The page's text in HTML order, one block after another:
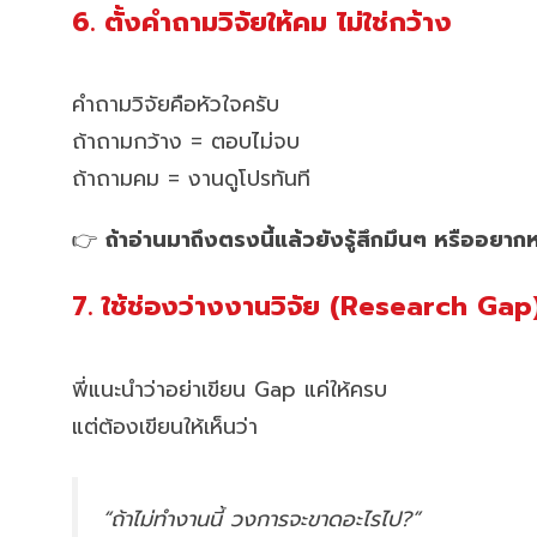
6. ตั้งคำถามวิจัยให้คม ไม่ใช่กว้าง
คำถามวิจัยคือหัวใจครับ
ถ้าถามกว้าง = ตอบไม่จบ
ถ้าถามคม = งานดูโปรทันที
👉 ถ้าอ่านมาถึงตรงนี้แล้วยังรู้สึกมึนๆ หรืออยาก
7. ใช้ช่องว่างงานวิจัย (Research
พี่แนะนำว่าอย่าเขียน Gap แค่ให้ครบ
แต่ต้องเขียนให้เห็นว่า
“ถ้าไม่ทำงานนี้ วงการจะขาดอะไรไป?”